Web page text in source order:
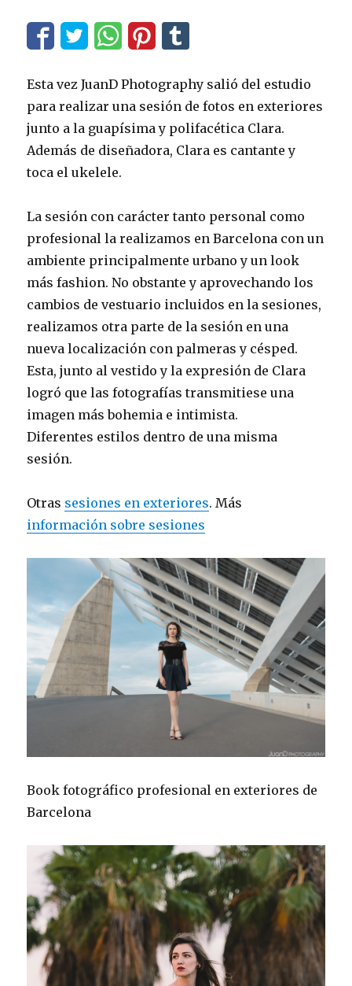
Esta vez JuanD Photography salió del estudio
para realizar una sesión de fotos en exteriores
junto a la guapísima y polifacética Clara.
Además de diseñadora, Clara es cantante y
toca el ukelele.
La sesión con carácter tanto personal como
profesional la realizamos en Barcelona con un
ambiente principalmente urbano y un look
más fashion. No obstante y aprovechando los
cambios de vestuario incluidos en la sesiones,
realizamos otra parte de la sesión en una
nueva localización con palmeras y césped.
Esta, junto al vestido y la expresión de Clara
logró que las fotografías transmitiese una
imagen más bohemia e intimista.
Diferentes estilos dentro de una misma
sesión.
Otras sesiones en exteriores. Más
información sobre sesiones
Book fotográfico profesional en exteriores de
Barcelona